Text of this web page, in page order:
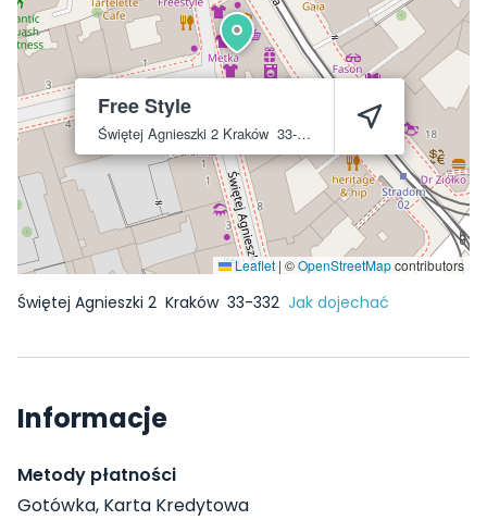
Free Style
Świętej Agnieszki 2 Kraków 33-332
Leaflet | ©OpenStreetMapcontributors
Świętej Agnieszki 2 Kraków 33-332 Jak dojechać
Informacje
Metody płatności
Gotówka, Karta Kredytowa